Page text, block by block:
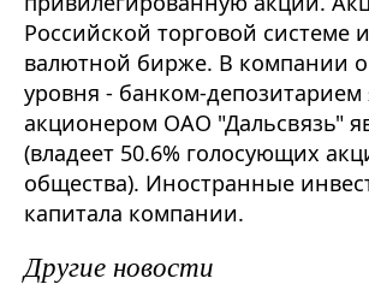
Российской торговой
валютной бирже. В компании
уровня - банком-
акционером ОАО "Дальсвязь"
(владеет 50.6% голосующих
общества). Иностранные
капитала компании.
Другие новости